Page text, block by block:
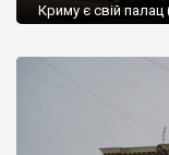
Криму є свій палац